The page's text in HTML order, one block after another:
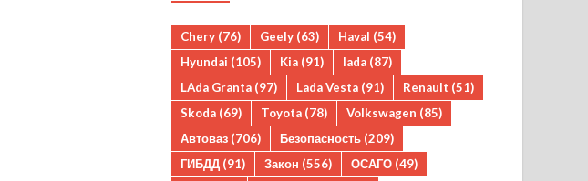
Chery (76) Geely (63) Haval (54)
Hyundai (105) Kia (91) lada (87)
LAda Granta (97) Lada Vesta (91) Renault (51)
Skoda (69) Toyota (78) Volkswagen (85)
Автоваз (706) Безопасность (209)
ГИБДД (91) Закон (556) ОСАГО (49)